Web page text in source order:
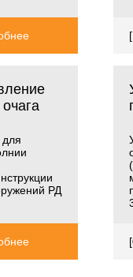
РД